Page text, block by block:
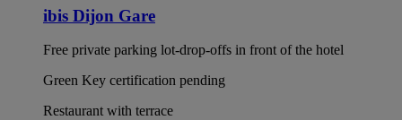
ibis Dijon Gare
Free private parking lot-drop-offs in front of the hotel
Green Key certification pending
Restaurant with terrace